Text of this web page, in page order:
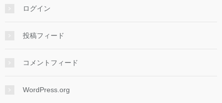
ログイン
投稿フィード
コメントフィード
WordPress.org